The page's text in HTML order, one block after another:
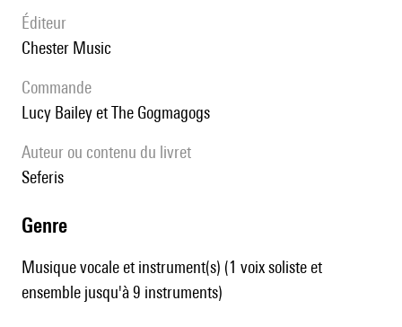
éditeur
Chester Music
Commande
Lucy Bailey et The Gogmagogs
Auteur ou contenu du livret
Seferis
genre
Musique vocale et instrument(s) (1 voix soliste et
ensemble jusqu'à 9 instruments)